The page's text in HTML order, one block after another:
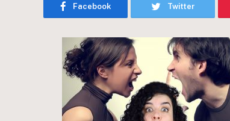
Facebook Twitter